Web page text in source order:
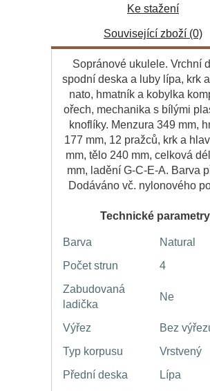
Ke stažení
Související zboží (0)
Sopránové ukulele. Vrchní
spodní deska a luby lípa, krk
nato, hmatník a kobylka
ořech, mechanika s bílými
knoflíky. Menzura 349 mm,
177 mm, 12 pražců, krk a
mm, tělo 240 mm, celková
mm, ladění G-C-E-A. Barva
Dodáváno vč. nylonového
Technické parametry
Barva
Natural
Počet strun
4
Zabudovaná
ladička
Ne
Výřez
Bez
Typ korpusu
Vrstvený
Přední deska
Lípa